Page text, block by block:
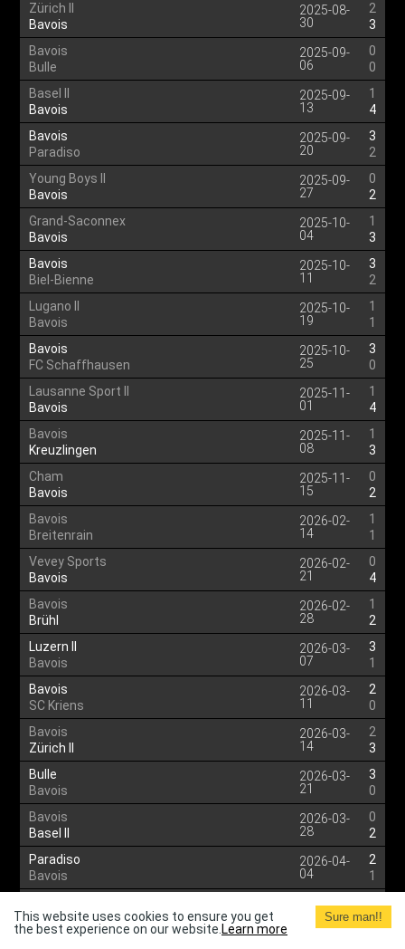
Zürich II
Bavois
2025-08-
30
2
3
Bavois
Bulle
2025-09-
06
0
0
Basel II
Bavois
2025-09-
13
1
4
Bavois
Paradiso
2025-09-
20
3
2
Young Boys II
Bavois
2025-09-
27
0
2
Grand-Saconnex
Bavois
2025-10-
04
1
3
Bavois
Biel-Bienne
2025-10-
11
3
2
Lugano II
Bavois
2025-10-
19
1
1
Bavois
FC Schaffhausen
2025-10-
25
3
0
Lausanne Sport II
Bavois
2025-11-
01
1
4
Bavois
Kreuzlingen
2025-11-
08
1
3
Cham
Bavois
2025-11-
15
0
2
Bavois
Breitenrain
2026-02-
14
1
1
Vevey Sports
Bavois
2026-02-
21
0
4
Bavois
Brühl
2026-02-
28
1
2
Luzern II
Bavois
2026-03-
07
3
1
Bavois
SC Kriens
2026-03-
11
2
0
Bavois
Zürich II
2026-03-
14
2
3
Bulle
Bavois
2026-03-
21
3
0
Bavois
Basel II
2026-03-
28
0
2
Paradiso
Bavois
2026-04-
04
2
1
Young Boys II
2026-04-
0
This website uses cookies to ensure you get
the best experience on our website. Learn more
Sure man!!